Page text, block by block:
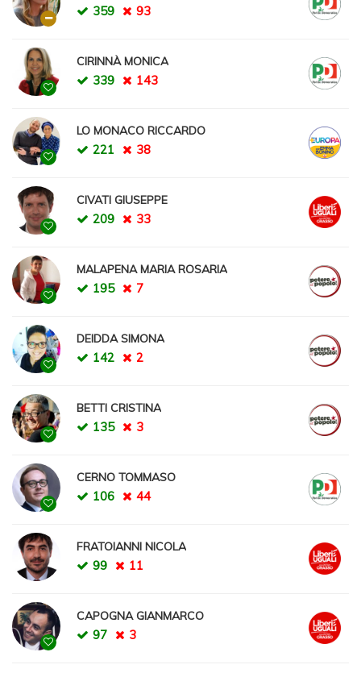
359 93
CIRINNÀ MONICA
339 143
LO MONACO RICCARDO
221 38
CIVATI GIUSEPPE
209 33
MALAPENA MARIA ROSARIA
195 7
DEIDDA SIMONA
142 2
BETTI CRISTINA
135 3
CERNO TOMMASO
106 44
FRATOIANNI NICOLA
99 11
CAPOGNA GIANMARCO
97 3